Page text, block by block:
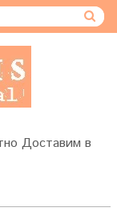
Доставим в